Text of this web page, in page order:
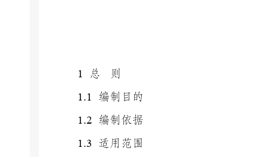
1 总 则
1.1 编制目的
1.2 编制依据
1.3 适用范围